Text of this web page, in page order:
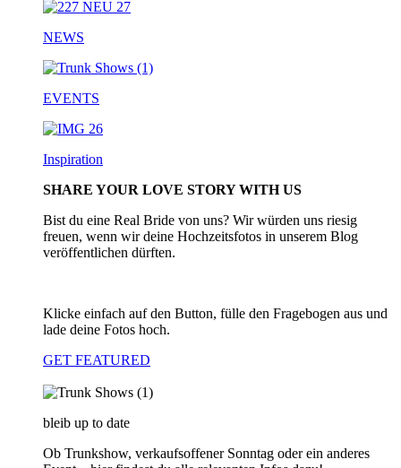
NEWS
EVENTS
Inspiration
SHARE YOUR LOVE STORY WITH US
Bist du eine Real Bride von uns? Wir würden uns riesig
freuen, wenn wir deine Hochzeitsfotos in unserem Blog
veröffentlichen dürften.
Klicke einfach auf den Button, fülle den Fragebogen aus und
lade deine Fotos hoch.
GET FEATURED
bleib up to date
Ob Trunkshow, verkaufsoffener Sonntag oder ein anderes